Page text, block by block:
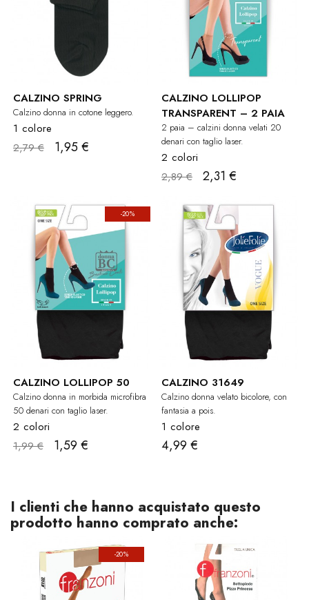
CALZINO SPRING
Calzino donna in cotone leggero.
1 colore
2,79 €
1,95 €
CALZINO LOLLIPOP
TRANSPARENT – 2 PAIA
2 paia – calzini donna velati 20
denari con taglio laser.
2 colori
2,89 €
2,31 €
-20%
CALZINO LOLLIPOP 50
Calzino donna in morbida microfibra
50 denari con taglio laser.
2 colori
1,99 €
1,59 €
CALZINO 31649
Calzino donna velato bicolore, con
fantasia a pois.
1 colore
4,99 €
I clienti che hanno acquistato questo
prodotto hanno comprato anche:
-20%